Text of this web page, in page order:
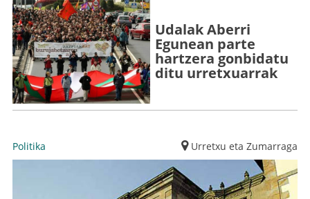
Udalak Aberri
Egunean parte
hartzera gonbidatu
ditu urretxuarrak
Politika Urretxu eta Zumarraga